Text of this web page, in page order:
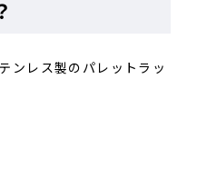
ンレス製のパレットラッ